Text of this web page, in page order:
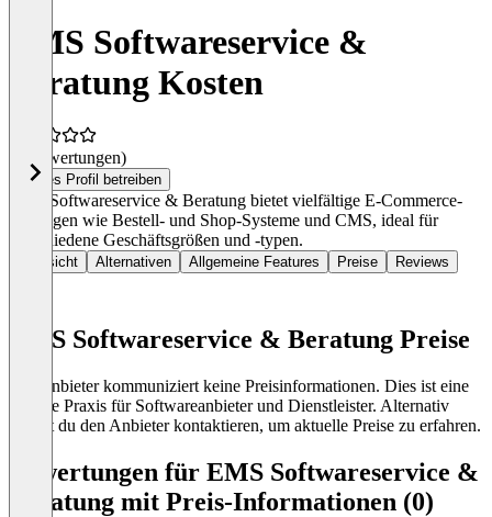
EMS Softwareservice &
Beratung Kosten
(0 Bewertungen)
Dieses Profil betreiben
EMS Softwareservice & Beratung bietet vielfältige E-Commerce-
Lösungen wie Bestell- und Shop-Systeme und CMS, ideal für
verschiedene Geschäftsgrößen und -typen.
Übersicht Alternativen Allgemeine Features Preise Reviews
EMS Softwareservice & Beratung Preise
Der Anbieter kommuniziert keine Preisinformationen. Dies ist eine
übliche Praxis für Softwareanbieter und Dienstleister. Alternativ
kannst du den Anbieter kontaktieren, um aktuelle Preise zu erfahren.
Bewertungen für EMS Softwareservice &
Beratung mit Preis-Informationen (0)